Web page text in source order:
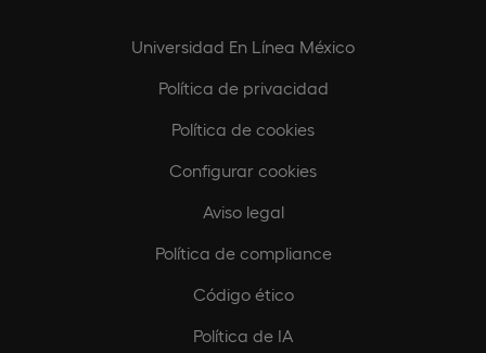
Universidad En Línea México
Política de privacidad
Política de cookies
Configurar cookies
Aviso legal
Política de compliance
Código ético
Política de IA